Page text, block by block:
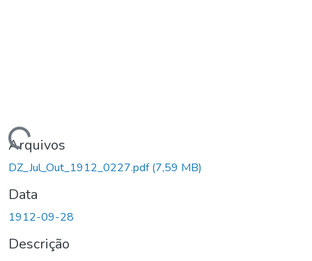
Arquivos
DZ_Jul_Out_1912_0227.pdf(7,59 MB)
Data
1912-09-28
Descrição